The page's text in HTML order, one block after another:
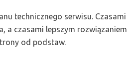
technicznego serwisu. Czasami
a czasami lepszym rozwiązaniem
od podstaw.